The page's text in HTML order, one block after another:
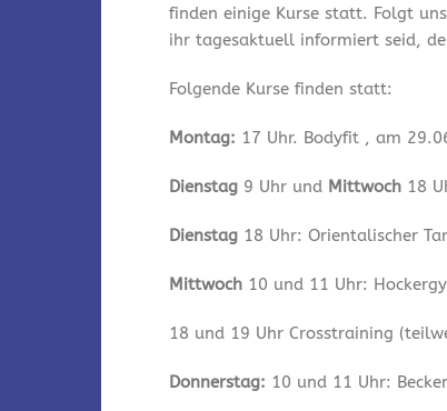
finden einige Kurse statt. Folgt
ihr tagesaktuell informiert seid,
Folgende Kurse finden statt:
Montag: 17 Uhr. Bodyfit , am
Dienstag 9 Uhr und Mittwoch 18
Dienstag 18 Uhr: Orientalischer
Mittwoch 10 und 11 Uhr:
18 und 19 Uhr Crosstraining
Donnerstag: 10 und 11 Uhr: